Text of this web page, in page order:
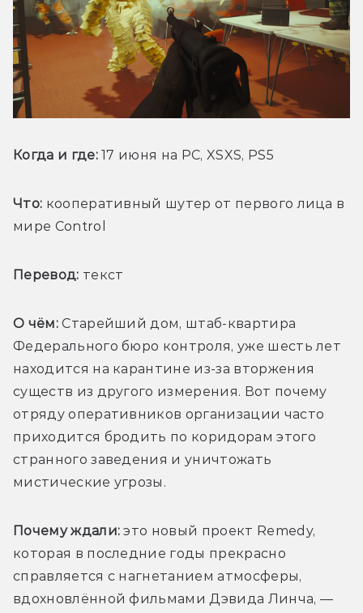
Когда и где: 17 июня на PC, XSXS, PS5
Что: кооперативный шутер от первого лица в
мире Control
Перевод: текст
О чём: Старейший дом, штаб-квартира
Федерального бюро контроля, уже шесть лет
находится на карантине из-за вторжения
существ из другого измерения. Вот почему
отряду оперативников организации часто
приходится бродить по коридорам этого
странного заведения и уничтожать
мистические угрозы.
Почему ждали: это новый проект Remedy,
которая в последние годы прекрасно
справляется с нагнетанием атмосферы,
вдохновлённой фильмами Дэвида Линча, —